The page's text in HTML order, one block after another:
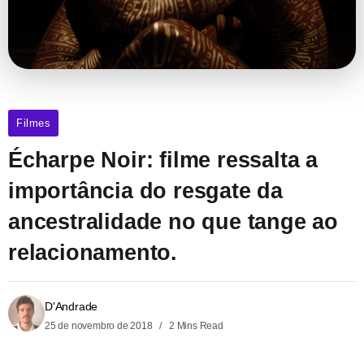
Filmes
Écharpe Noir: filme ressalta a
importância do resgate da
ancestralidade no que tange ao
relacionamento.
D'Andrade
25 de novembro de 2018 2 Mins Read